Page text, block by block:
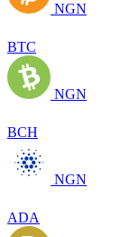
NGN
BTC
NGN
BCH
NGN
ADA